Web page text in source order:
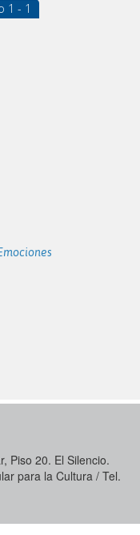
1 - 1
Piso 20. El Silencio.
para la Cultura / Tel.